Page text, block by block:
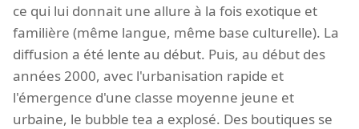
ce qui lui donnait une allure à la fois exotique et
familière (même langue, même base culturelle). La
diffusion a été lente au début. Puis, au début des
années 2000, avec l'urbanisation rapide et
l'émergence d'une classe moyenne jeune et
urbaine, le bubble tea a explosé. Des boutiques se